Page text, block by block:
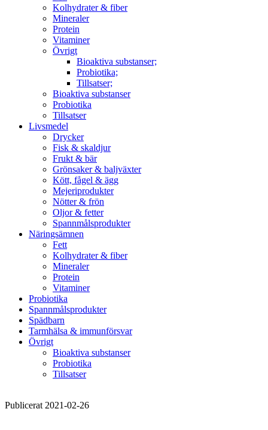
Kolhydrater & fiber
Mineraler
Protein
Vitaminer
Övrigt
Bioaktiva substanser;
Probiotika;
Tillsatser;
Bioaktiva substanser
Probiotika
Tillsatser
Livsmedel
Drycker
Fisk & skaldjur
Frukt & bär
Grönsaker & baljväxter
Kött, fågel & ägg
Mejeriprodukter
Nötter & frön
Oljor & fetter
Spannmålsprodukter
Näringsämnen
Fett
Kolhydrater & fiber
Mineraler
Protein
Vitaminer
Probiotika
Spannmålsprodukter
Spädbarn
Tarmhälsa & immunförsvar
Övrigt
Bioaktiva substanser
Probiotika
Tillsatser
Publicerat 2021-02-26